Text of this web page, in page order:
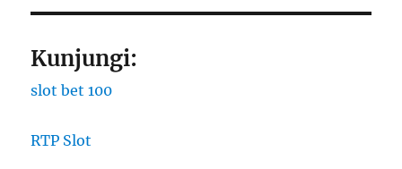
Kunjungi:
slot bet 100
RTP Slot